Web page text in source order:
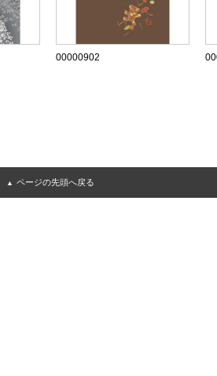
00000902
ページの先頭へ戻る